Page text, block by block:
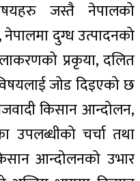
जस्तै नेपालको
दुग्ध उत्पादनको
प्रकृया, दलित
जोड दिइएको छ
किसान आन्दोलन,
उपलब्धीको चर्चा तथा
आन्दोलनको उभार